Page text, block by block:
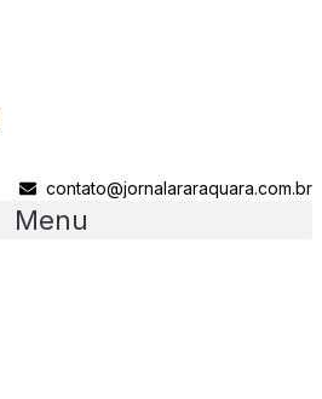
contato@jornalararaquara.com.br
Menu